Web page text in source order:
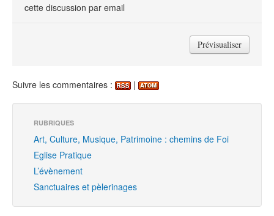
cette discussion par email
Suivre les commentaires : |
RUBRIQUES
Art, Culture, Musique, Patrimoine : chemins de Foi
Eglise Pratique
L’évènement
Sanctuaires et pèlerinages